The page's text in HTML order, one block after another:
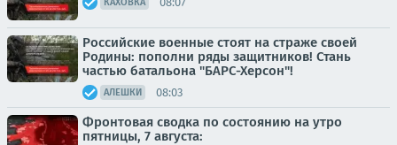
Российские военные стоят на страже своей
Родины: пополни ряды защитников! Стань
частью батальона "БАРС-Херсон"!
АЛЕШКИ 08:03
Фронтовая сводка по состоянию на утро
пятницы, 7 августа: